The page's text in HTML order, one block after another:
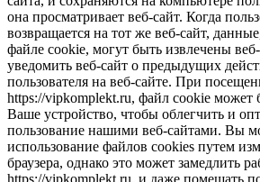
она просматривает веб-сайт. Когда
возвращается на тот же веб-сайт,
файле cookie, могут быть извлечены
уведомить веб-сайт о предыдущих
пользователя на веб-сайте. При
https://vipkomplekt.ru, файл cookie может
Ваше устройство, чтобы облегчить и
пользование нашими веб-сайтами. Вы
использование файлов cookies путем
браузера, однако это может замедлить